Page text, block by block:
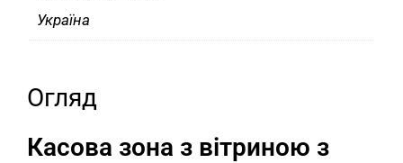
Україна
Огляд
Касова зона з вітриною з